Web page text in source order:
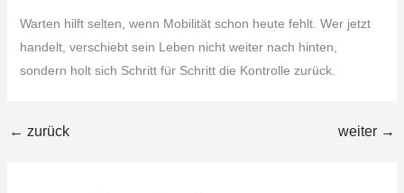
Warten hilft selten, wenn Mobilität schon heute fehlt. Wer jetzt
handelt, verschiebt sein Leben nicht weiter nach hinten,
sondern holt sich Schritt für Schritt die Kontrolle zurück.
← zurück weiter →